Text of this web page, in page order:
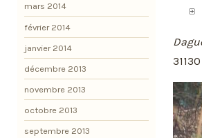
mars 2014
février 2014
janvier 2014
décembre 2013
novembre 2013
octobre 2013
septembre 2013